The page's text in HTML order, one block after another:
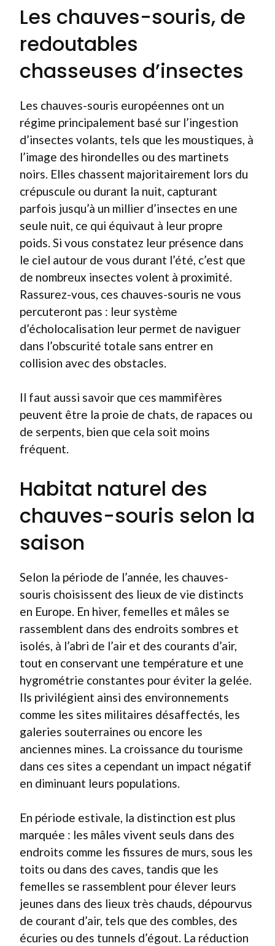
Les chauves-souris, de
redoutables
chasseuses d’insectes
Les chauves-souris européennes ont un
régime principalement basé sur l’ingestion
d’insectes volants, tels que les moustiques, à
l’image des hirondelles ou des martinets
noirs. Elles chassent majoritairement lors du
crépuscule ou durant la nuit, capturant
parfois jusqu’à un millier d’insectes en une
seule nuit, ce qui équivaut à leur propre
poids. Si vous constatez leur présence dans
le ciel autour de vous durant l’été, c’est que
de nombreux insectes volent à proximité.
Rassurez-vous, ces chauves-souris ne vous
percuteront pas : leur système
d’écholocalisation leur permet de naviguer
dans l’obscurité totale sans entrer en
collision avec des obstacles.
Il faut aussi savoir que ces mammifères
peuvent être la proie de chats, de rapaces ou
de serpents, bien que cela soit moins
fréquent.
Habitat naturel des
chauves-souris selon la
saison
Selon la période de l’année, les chauves-
souris choisissent des lieux de vie distincts
en Europe. En hiver, femelles et mâles se
rassemblent dans des endroits sombres et
isolés, à l’abri de l’air et des courants d’air,
tout en conservant une température et une
hygrométrie constantes pour éviter la gelée.
Ils privilégient ainsi des environnements
comme les sites militaires désaffectés, les
galeries souterraines ou encore les
anciennes mines. La croissance du tourisme
dans ces sites a cependant un impact négatif
en diminuant leurs populations.
En période estivale, la distinction est plus
marquée : les mâles vivent seuls dans des
endroits comme les fissures de murs, sous les
toits ou dans des caves, tandis que les
femelles se rassemblent pour élever leurs
jeunes dans des lieux très chauds, dépourvus
de courant d’air, tels que des combles, des
écuries ou des tunnels d’égout. La réduction